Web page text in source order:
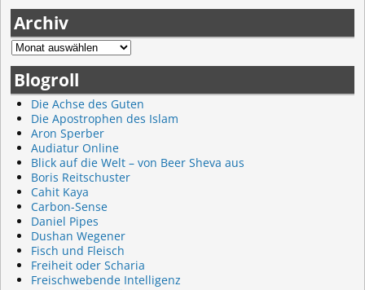
Archiv
Blogroll
Die Achse des Guten
Die Apostrophen des Islam
Aron Sperber
Audiatur Online
Blick auf die Welt – von Beer Sheva aus
Boris Reitschuster
Cahit Kaya
Carbon-Sense
Daniel Pipes
Dushan Wegener
Fisch und Fleisch
Freiheit oder Scharia
Freischwebende Intelligenz